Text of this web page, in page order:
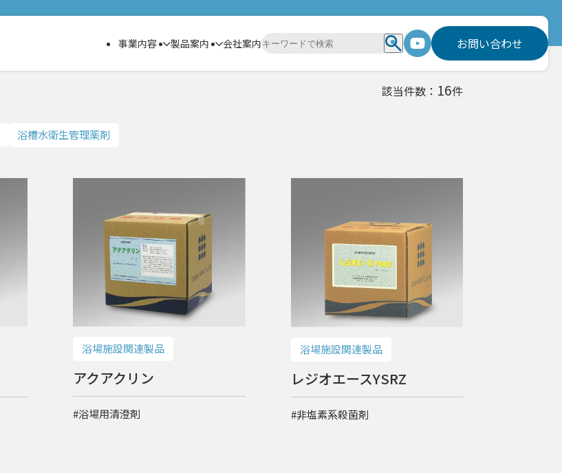
事業内容 製品案内 会社案内 お問い合わせ
該当件数： 16件
浴槽水衛生管理薬剤
浴場施設関連製品
アクアクリン
#浴場用清澄剤
浴場施設関連製品
レジオエースYSRZ
#非塩素系殺菌剤